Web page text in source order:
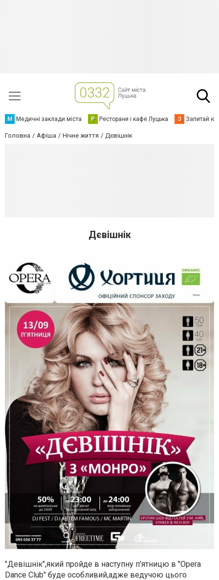
М Медичні заклади міста Р Ресторани і кафе Луцька З Запитай
Головна Афіша Нічне життя Дєвішнік
Дєвішнік
"Девішнік",який пройде в наступну п'ятницю в "Opera
Dance Club" буде особливий,адже ведучою цього